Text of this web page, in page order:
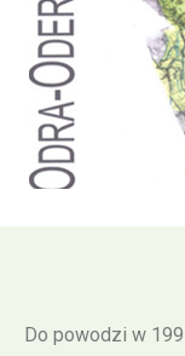
Do powodzi w